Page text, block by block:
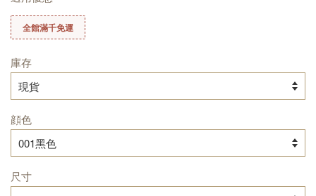
全館滿千免運
庫存
顔色
尺寸